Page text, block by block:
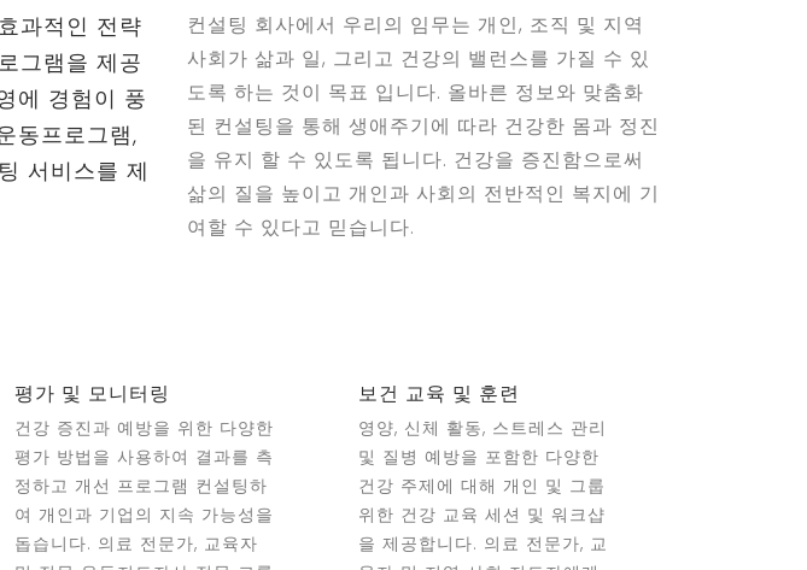
과적인 전략
그램을 제공
에 경험이 풍
동프로그램,
서비스를 제
컨설팅 회사에서 우리의 임무는 개인, 조직 및 지역
사회가 삶과 일, 그리고 건강의 밸런스를 가질 수 있
도록 하는 것이 목표 입니다. 올바른 정보와 맞춤화
된 컨설팅을 통해 생애주기에 따라 건강한 몸과 정진
을 유지 할 수 있도록 됩니다. 건강을 증진함으로써
삶의 질을 높이고 개인과 사회의 전반적인 복지에 기
여할 수 있다고 믿습니다.
평가 및 모니터링
건강 증진과 예방을 위한 다양한
평가 방법을 사용하여 결과를 측
정하고 개선 프로그램 컨설팅하
여 개인과 기업의 지속 가능성을
돕습니다. 의료 전문가, 교육자
보건 교육 및 훈련
영양, 신체 활동, 스트레스 관리
및 질병 예방을 포함한 다양한
건강 주제에 대해 개인 및 그룹
위한 건강 교육 세션 및 워크샵
을 제공합니다. 의료 전문가, 교